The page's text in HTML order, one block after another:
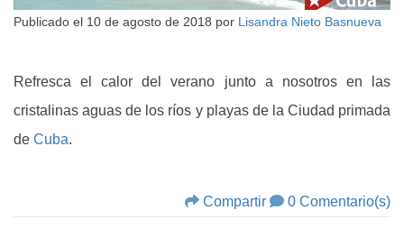
Publicado el 10 de agosto de 2018 por Lisandra Nieto Basnueva
Refresca el calor del verano junto a nosotros en las
cristalinas aguas de los ríos y playas de la Ciudad primada
de Cuba.
Compartir 0 Comentario(s)